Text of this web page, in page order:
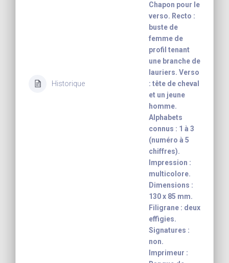
Historique
Chapon pour le
verso. Recto :
buste de
femme de
profil tenant
une branche de
lauriers. Verso
: tête de cheval
et un jeune
homme.
Alphabets
connus : 1 à 3
(numéro à 5
chiffres).
Impression :
multicolore.
Dimensions :
130 x 85 mm.
Filigrane : deux
effigies.
Signatures :
non.
Imprimeur :